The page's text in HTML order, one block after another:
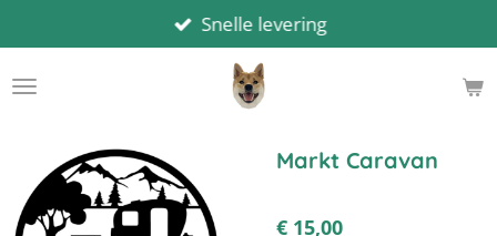
direct
naar
Snelle levering
Markt Caravan
€ 15,00